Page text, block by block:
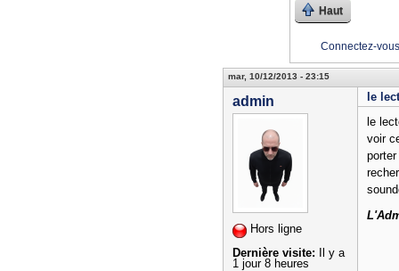
Haut
Connectez-vous
mar, 10/12/2013 - 23:15
admin
Hors ligne
Dernière visite: Il y a
1 jour 8 heures
le
le
voir